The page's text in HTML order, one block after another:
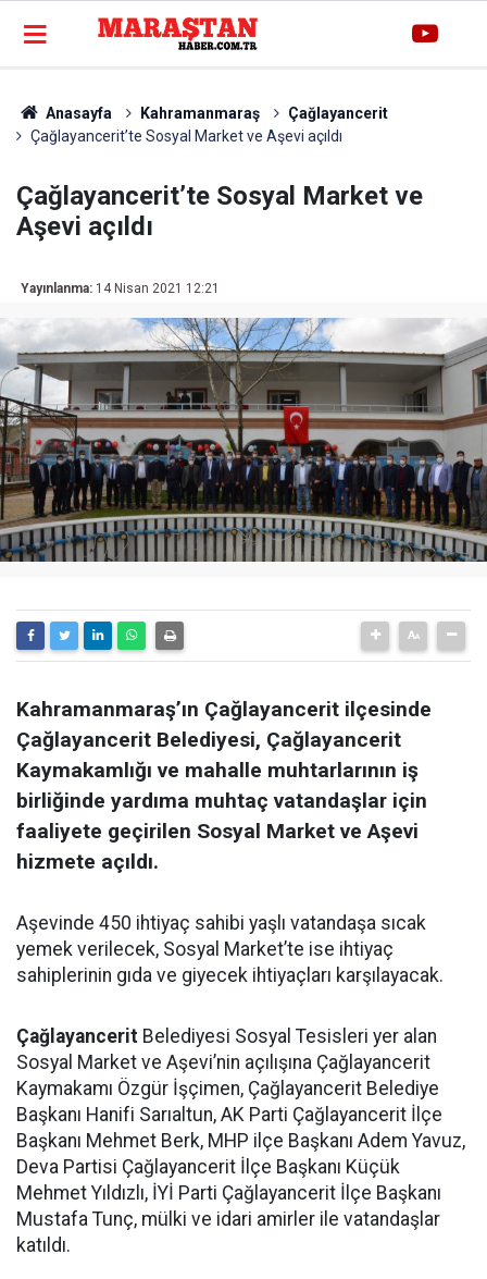
Anasayfa Kahramanmaraş
Çağlayancerit
Çağlayancerit’te Sosyal Market ve Aşevi açıldı
Çağlayancerit’te Sosyal Market ve
Aşevi açıldı
Yayınlanma: 14 Nisan 2021 12:21
Kahramanmaraş’ın Çağlayancerit ilçesinde
Çağlayancerit Belediyesi, Çağlayancerit
Kaymakamlığı ve mahalle muhtarlarının iş
birliğinde yardıma muhtaç vatandaşlar için
faaliyete geçirilen Sosyal Market ve Aşevi
hizmete açıldı.
Aşevinde 450 ihtiyaç sahibi yaşlı vatandaşa sıcak
yemek verilecek, Sosyal Market’te ise ihtiyaç
sahiplerinin gıda ve giyecek ihtiyaçları karşılayacak.
Çağlayancerit Belediyesi Sosyal Tesisleri yer alan
Sosyal Market ve Aşevi’nin açılışına Çağlayancerit
Kaymakamı Özgür İşçimen, Çağlayancerit Belediye
Başkanı Hanifi Sarıaltun, AK Parti Çağlayancerit İlçe
Başkanı Mehmet Berk, MHP ilçe Başkanı Adem Yavuz,
Deva Partisi Çağlayancerit İlçe Başkanı Küçük
Mehmet Yıldızlı, İYİ Parti Çağlayancerit İlçe Başkanı
Mustafa Tunç, mülki ve idari amirler ile vatandaşlar
katıldı.